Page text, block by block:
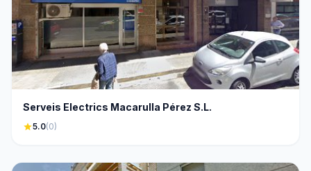
Serveis Electrics Macarulla Pérez S.L.
star5.0(0)